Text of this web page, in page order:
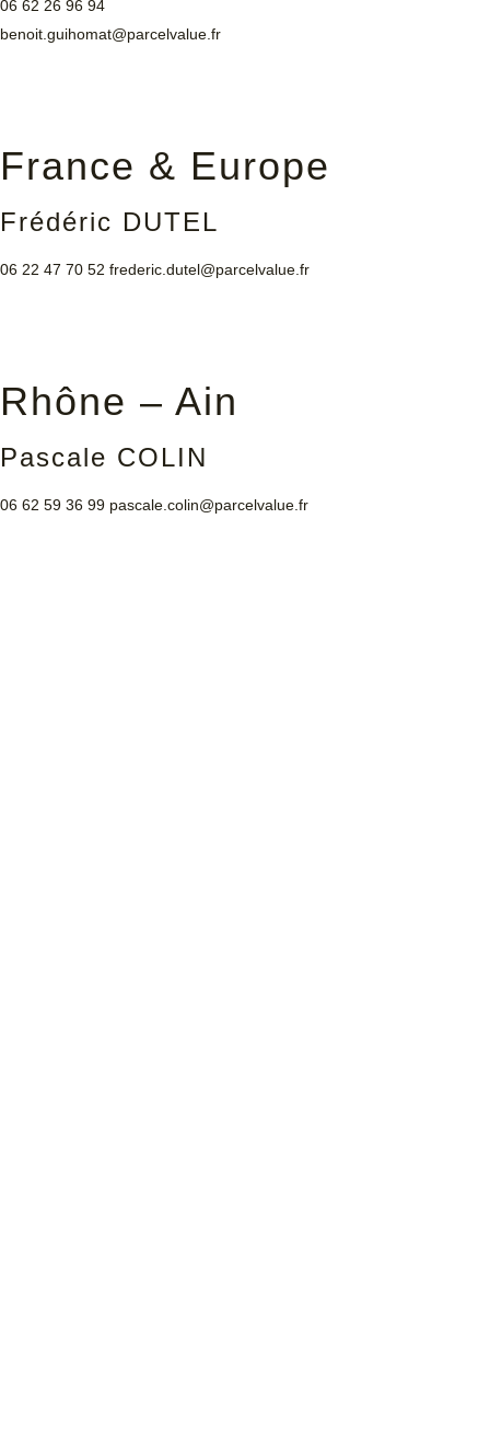
06 62 26 96 94
benoit.guihomat@parcelvalue.fr
France & Europe
Frédéric DUTEL
06 22 47 70 52 frederic.dutel@parcelvalue.fr
Rhône – Ain
Pascale COLIN
06 62 59 36 99 pascale.colin@parcelvalue.fr